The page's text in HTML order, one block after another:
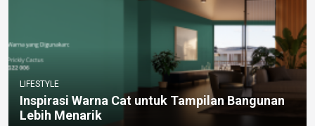
LIFESTYLE
Inspirasi Warna Cat untuk Tampilan Bangunan
Lebih Menarik